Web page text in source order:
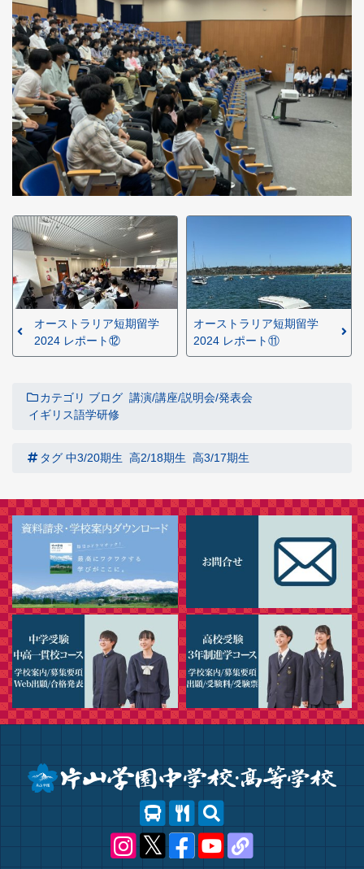
オーストラリア短期留学
2024 レポート⑫
オーストラリア短期留学
2024 レポート⑪
カテゴリ ブログ 講演/講座/説明会/発表会
イギリス語学研修
タグ 中3/20期生 高2/18期生 高3/17期生